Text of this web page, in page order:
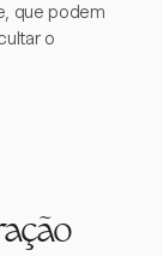
que podem
o